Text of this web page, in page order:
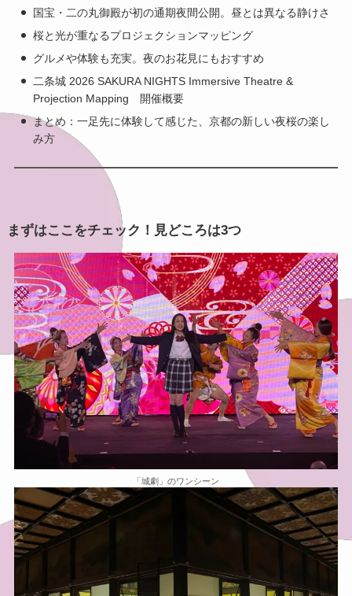
国宝・二の丸御殿が初の通期夜間公開。昼とは異なる静けさ
桜と光が重なるプロジェクションマッピング
グルメや体験も充実。夜のお花見にもおすすめ
二条城 2026 SAKURA NIGHTS Immersive Theatre &
Projection Mapping 開催概要
まとめ：一足先に体験して感じた、京都の新しい夜桜の楽し
み方
まずはここをチェック！見どころは3つ
「城劇」のワンシーン